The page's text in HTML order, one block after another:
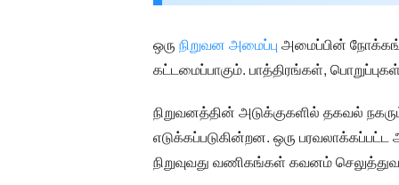
ஒரு நிறுவன அமைப்பு அமைப்பின்
கட்டமைப்பாகும். பாத்திரங்கள்,
நிறுவனத்தின் அடுக்குகளில் தகவல்
எடுக்கப்படுகின்றன. ஒரு பரவலாக்கப்பட்ட
நிறுவுவது வணிகங்கள் கவனம்